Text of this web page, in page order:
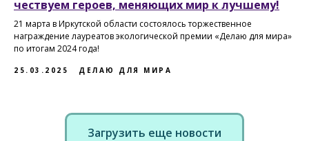
чествуем героев, меняющих мир к лучшему!
21 марта в Иркутской области состоялось торжественное
награждение лауреатов экологической премии «Делаю для мира»
по итогам 2024 года!
25.03.2025 ДЕЛАЮ ДЛЯ МИРА
Загрузить еще новости